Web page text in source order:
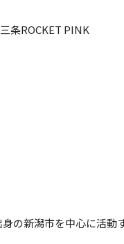
条ROCKET PINK
の新潟市を中心に活動